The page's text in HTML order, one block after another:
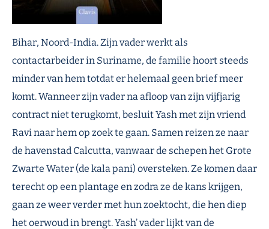
Bihar, Noord-India. Zijn vader werkt als
contactarbeider in Suriname, de familie hoort steeds
minder van hem totdat er helemaal geen brief meer
komt. Wanneer zijn vader na afloop van zijn vijfjarig
contract niet terugkomt, besluitYash met zijn vriend
Ravi naar hem op zoek te gaan. Samen reizen ze naar
de havenstad Calcutta, vanwaar de schepen het Grote
Zwarte Water (de kala pani) oversteken. Ze komen daar
terecht op een plantage en zodra ze de kans krijgen,
gaan ze weer verder met hun zoektocht, die hen diep
het oerwoud in brengt.Yash’ vader lijkt van de